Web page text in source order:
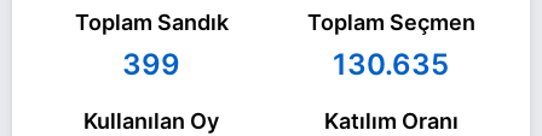
Toplam Sandık
399
Toplam Seçmen
130.635
Kullanılan Oy Katılım Oranı